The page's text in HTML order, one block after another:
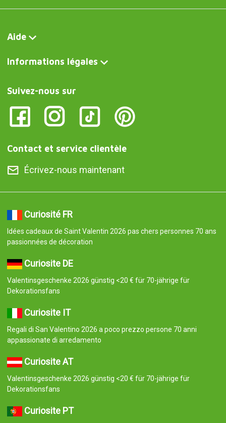
Aide
Informations légales
Suivez-nous sur
Contact et service clientèle
Écrivez-nous maintenant
Curiosité FR
Idées cadeaux de Saint Valentin 2026 pas chers personnes 70 ans
passionnées de décoration
Curiosite DE
Valentinsgeschenke 2026 günstig <20 € für 70-jährige für
Dekorationsfans
Curiosite IT
Regali di San Valentino 2026 a poco prezzo persone 70 anni
appassionate di arredamento
Curiosite AT
Valentinsgeschenke 2026 günstig <20 € für 70-jährige für
Dekorationsfans
Curiosite PT